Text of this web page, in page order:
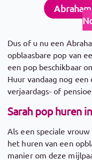
Dus of u nu een
opblaasbare pop van
een pop beschikbaar
Huur vandaag nog
verjaardags- of
Sarah pop huren
Als een speciale
het huren van een
manier om deze